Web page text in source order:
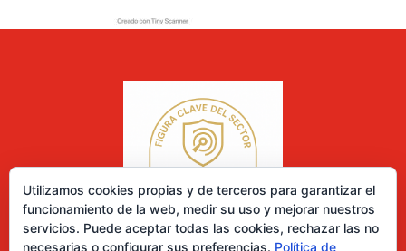
Utilizamos cookies propias y de terceros para garantizar el
funcionamiento de la web, medir su uso y mejorar nuestros
servicios. Puede aceptar todas las cookies, rechazar las no
necesarias o configurar sus preferencias. Política de